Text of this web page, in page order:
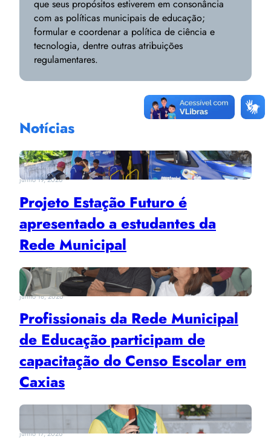
que seus propósitos estiverem em consonância
com as políticas municipais de educação;
formular e coordenar a política de ciência e
tecnologia, dentre outras atribuições
regulamentares.
Notícias
junho 19, 2026
Projeto Estação Futuro é
apresentado a estudantes da
Rede Municipal
junho 18, 2026
Profissionais da Rede Municipal
de Educação participam de
capacitação do Censo Escolar em
Caxias
junho 17, 2026